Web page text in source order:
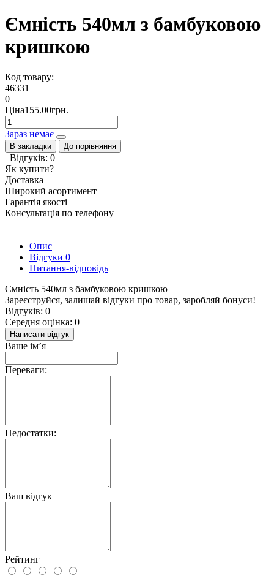
Ємність 540мл з бамбуковою
кришкою
Код товару:
46331
0
Ціна155.00грн.
Зараз немає
В закладки До порівняння
Відгуків: 0
Як купити?
Доставка
Широкий асортимент
Гарантія якості
Консультація по телефону
Опис
Відгуки 0
Питання-відповідь
Ємність 540мл з бамбуковою кришкою
Зареєструйся, залишай відгуки про товар, заробляй бонуси!
Відгуків: 0
Середня оцінка: 0
Написати відгук
Ваше ім’я
Переваги:
Недостатки:
Ваш відгук
Рейтинг